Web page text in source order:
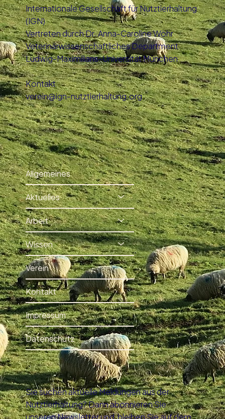
Internationale Gesellschaft für Nutztierhaltung
(IGN)
Vertreten durch Dr. Anna-Caroline Wöhr
Veterinärwissenschaftliches Department
Ludwig-Maximilians-Universität München
Kontakt
verein@ign-nutztierhaltung.org
Allgemeines
Aktuelles
Arbeit
Wissen
Verein
Kontakt
Impressum
Datenschutz
Sie suchen aktuelle Meldungen aus der
Nutztierhaltung? Dann abonnieren Sie
unseren Newsletter und bleiben Sie auf dem